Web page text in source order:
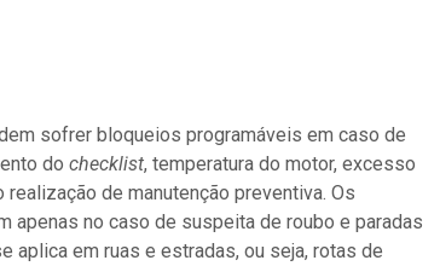
sofrer bloqueios programáveis em caso de
do checklist, temperatura do motor, excesso
de manutenção preventiva. Os
apenas no caso de suspeita de roubo e paradas
aplica em ruas e estradas, ou seja, rotas de